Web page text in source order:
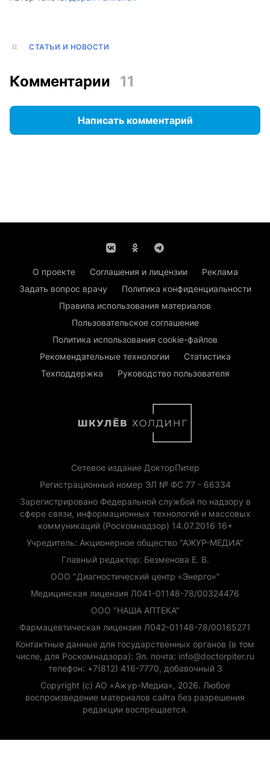
СТАТЬИ И НОВОСТИ
Комментарии 11
Написать комментарий
О проекте Соглашения и лицензии
Реклама
Задать вопрос врачу
Политика конфиденциальности
Правила использования материалов
Пользовательское соглашение
Политика использования cookie-файлов
Рекомендательные технологии
Статистика
Техподдержка
Руководство пользователя
Сетевое издание ДокторПитер
Регистрационный номер ЭЛ № ФС 77 - 66334
Зарегистрировано Федеральной службой по надзору в
сфере связи, информационных технологий и массовых
коммуникаций (Роскомнадзор) 14.07.2016 16+
Учредитель: Акционерное общество "АЖУР-МЕДИА"
Главный редактор: Безменова Е. В.
ООО "Диагностический центр «Энерго»"
Медицинская лицензия Л041-01148-78/00324476
ООО "НАША АПТЕКА"
Фармацевтическая лицензия Л042-01148-78/00165271
Контактные данные для государственных органов (в том
числе, для Роскомнадзора): Эл. почта: info@doctorpiter.ru
телефон: +7(812) 416-7770, добавочный 3
Copyright (с) АО «Ажур-Медиа», 2026. Любое
воспроизведение материалов сайта без разрешения
редакции воспрещается.